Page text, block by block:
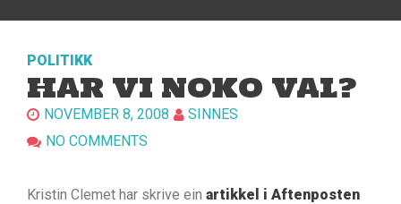
POLITIKK
HAR VI NOKO VAL?
NOVEMBER 8, 2008
SINNES
NO COMMENTS
Kristin Clemet har skrive ein artikkel i Aftenposten